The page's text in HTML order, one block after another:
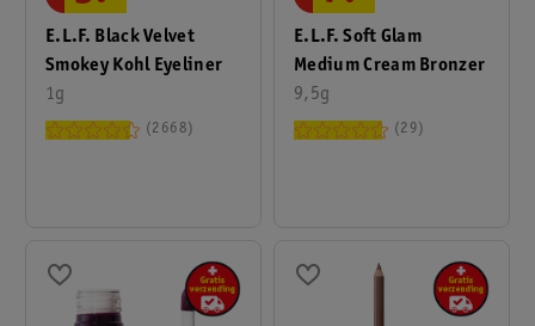
E.l.f. Black Velvet
Smokey Kohl Eyeliner
1g
2668
E.l.f. Soft Glam
Medium Cream Bronzer
9,5g
29